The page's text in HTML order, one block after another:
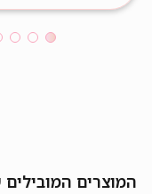
המוצרים המובילים